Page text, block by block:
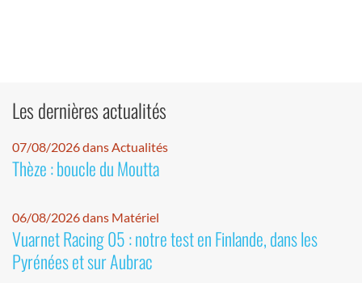
Les dernières actualités
07/08/2026 dans Actualités
Thèze : boucle du Moutta
06/08/2026 dans Matériel
Vuarnet Racing 05 : notre test en Finlande, dans les
Pyrénées et sur Aubrac